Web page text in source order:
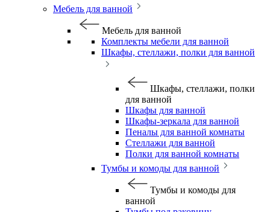
Мебель для ванной
Мебель для ванной
Комплекты мебели для ванной
Шкафы, стеллажи, полки для ванной
Шкафы, стеллажи, полки
для ванной
Шкафы для ванной
Шкафы-зеркала для ванной
Пеналы для ванной комнаты
Стеллажи для ванной
Полки для ванной комнаты
Тумбы и комоды для ванной
Тумбы и комоды для
ванной